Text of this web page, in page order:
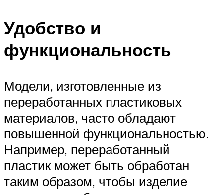
Удобство и
функциональность
Модели, изготовленные из
переработанных пластиковых
материалов, часто обладают
повышенной функциональностью.
Например, переработанный
пластик может быть обработан
таким образом, чтобы изделие